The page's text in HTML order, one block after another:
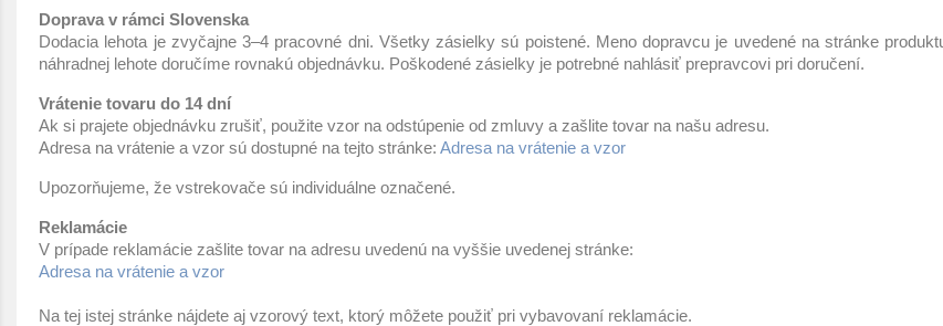
Doprava v rámci Slovenska
Dodacia lehota je zvyčajne 3–4 pracovné dni. Všetky zásielky sú poistené. Meno dopravcu je uvedené na stránke
náhradnej lehote doručíme rovnakú objednávku. Poškodené zásielky je potrebné nahlásiť prepravcovi pri doručení.
Vrátenie tovaru do 14 dní
Ak si prajete objednávku zrušiť, použite vzor na odstúpenie od zmluvy a zašlite tovar na našu adresu.
Adresa na vrátenie a vzor sú dostupné na tejto stránke: Adresa na vrátenie a vzor
Upozorňujeme, že vstrekovače sú individuálne označené.
Reklamácie
V prípade reklamácie zašlite tovar na adresu uvedenú na vyššie uvedenej stránke:
Adresa na vrátenie a vzor
Na tej istej stránke nájdete aj vzorový text, ktorý môžete použiť pri vybavovaní reklamácie.